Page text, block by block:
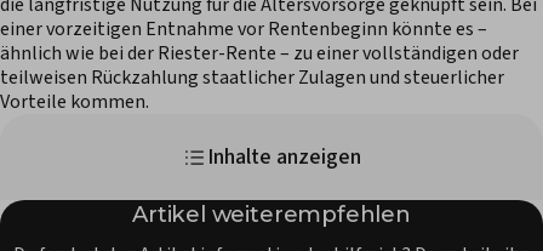
Inhalte anzeigen
einer vorzeitigen Entnahme vor Rentenbeginn könnte es –
ähnlich wie bei der Riester-Rente – zu einer vollständigen oder
teilweisen Rückzahlung staatlicher Zulagen und steuerlicher
Vorteile kommen.
Artikel weiterempfehlen